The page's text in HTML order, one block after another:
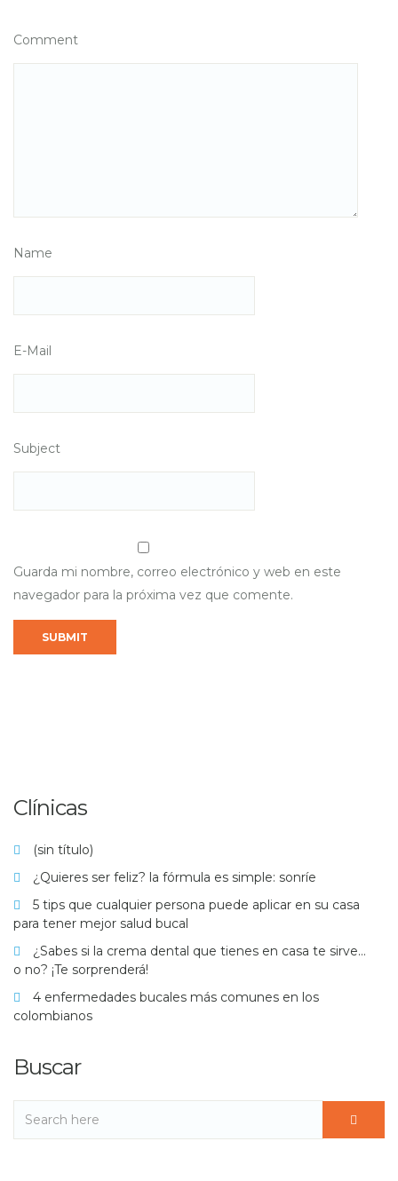
Comment
Name
E-Mail
Subject
Guarda mi nombre, correo electrónico y web en este
navegador para la próxima vez que comente.
Clínicas
(sin título)
¿Quieres ser feliz? la fórmula es simple: sonríe
5 tips que cualquier persona puede aplicar en su casa
para tener mejor salud bucal
¿Sabes si la crema dental que tienes en casa te sirve…
o no? ¡Te sorprenderá!
4 enfermedades bucales más comunes en los
colombianos
Buscar